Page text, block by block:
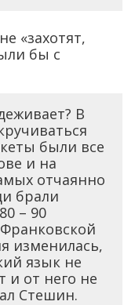
«захотят,
бы с
В
были все
и на
отчаянно
брали
– 90
изменилась,
язык не
и от него не
Стешин.